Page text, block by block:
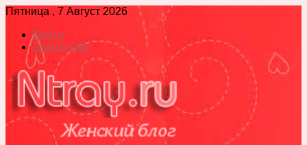
Пятница , 7 Август 2026
Войти
Switch skin